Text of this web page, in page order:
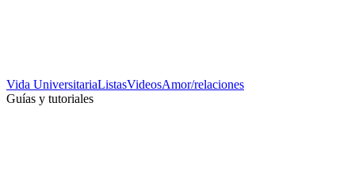
Vida UniversitariaListasVideosAmor/relaciones
Guías y tutoriales